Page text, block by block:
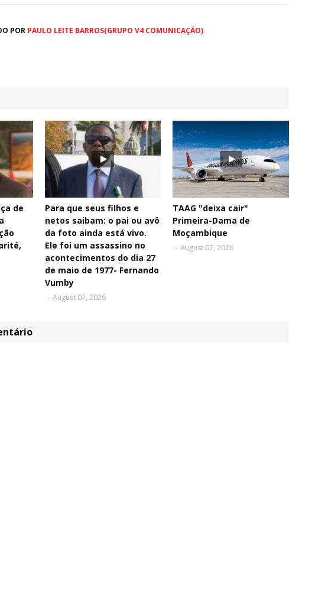
POR PAULO LEITE BARROS(GRUPO V4 COMUNICAÇÃO)
de
Para que seus filhos e
netos saibam: o pai ou avô
da foto ainda está vivo.
Ele foi um assassino no
acontecimentos do dia 27
de maio de 1977- Fernando
Vumby
- August 07, 2026
TAAG "deixa cair"
Primeira-Dama de
Moçambique
- August 07, 2026